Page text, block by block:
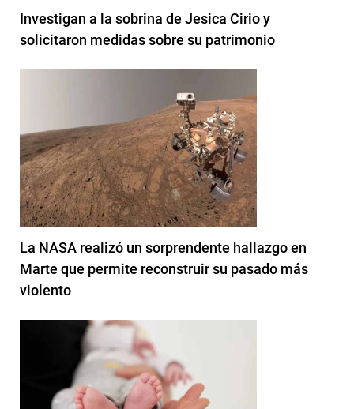
Investigan a la sobrina de Jesica Cirio y
solicitaron medidas sobre su patrimonio
La NASA realizó un sorprendente hallazgo en
Marte que permite reconstruir su pasado más
violento